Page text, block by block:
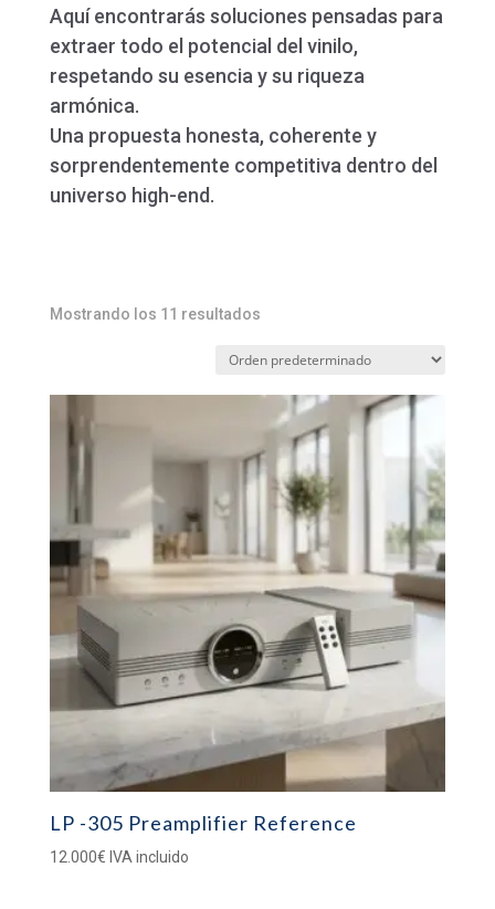
Aquí encontrarás soluciones pensadas para
extraer todo el potencial del vinilo,
respetando su esencia y su riqueza
armónica.
Una propuesta honesta, coherente y
sorprendentemente competitiva dentro del
universo high-end.
Mostrando los 11 resultados
LP -305 Preamplifier Reference
12.000€ IVA incluido